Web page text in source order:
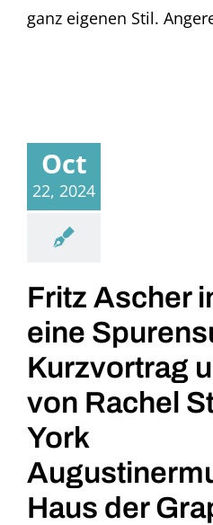
ganz eigenen Stil.
Oct
22, 2024
Fritz Ascher
eine
Kurzvortrag
von Rachel
York
Haus der